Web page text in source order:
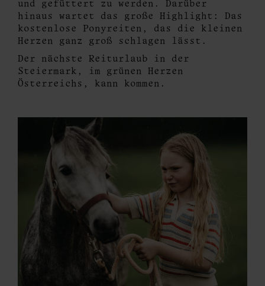
und gefüttert zu werden. Darüber
hinaus wartet das große Highlight: Das
kostenlose Ponyreiten, das die kleinen
Herzen ganz groß schlagen lässt.
Der nächste Reiturlaub in der
Steiermark, im grünen Herzen
Österreichs, kann kommen.